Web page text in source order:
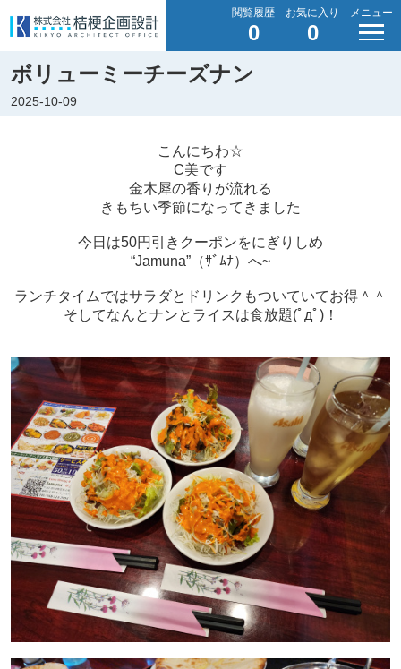
閲覧履歴
0
お気に入り
0
メニュー
ボリューミーチーズナン
2025-10-09
こんにちわ☆
C美です
金木犀の香りが流れる
きもちい季節になってきました
今日は50円引きクーポンをにぎりしめ
“Jamuna”（ｻﾞﾑﾅ）へ~
ランチタイムではサラダとドリンクもついていてお得＾＾
そしてなんとナンとライスは食放題(ﾟдﾟ)！